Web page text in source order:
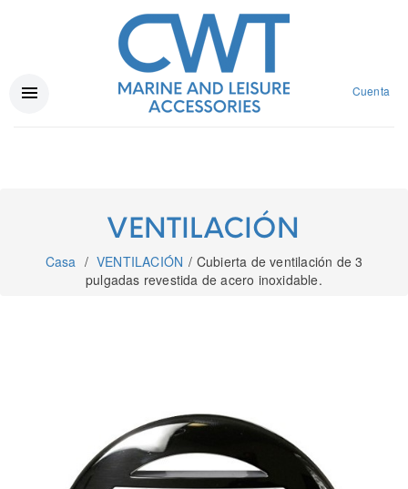
Cuenta
VENTILACIÓN
Casa VENTILACIÓN
Cubierta de ventilación de 3
pulgadas revestida de acero inoxidable.